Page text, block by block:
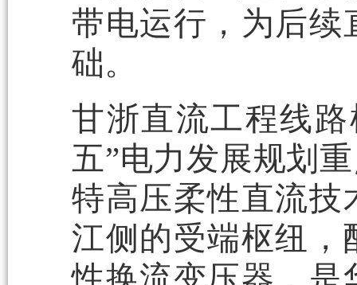
带电运行，为后续
础。
甘浙直流工程线
五”电力发展规划
特高压柔性直流技
江侧的受端枢纽，